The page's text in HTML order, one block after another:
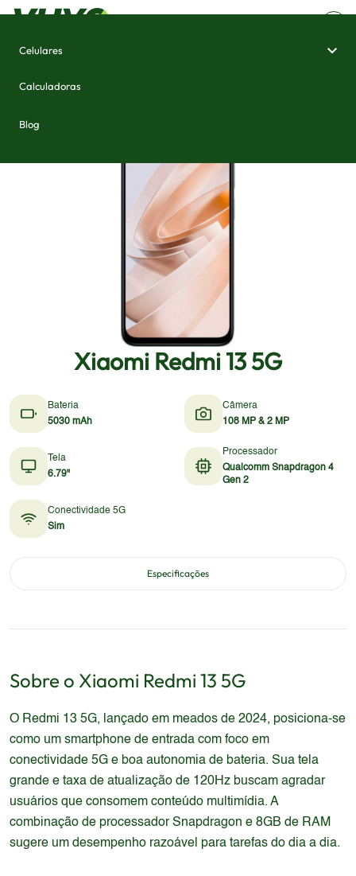
Celulares
Calculadoras
Blog
Xiaomi Redmi 13 5G
Bateria
5030 mAh
Câmera
108 MP & 2 MP
Tela
6.79"
Processador
Qualcomm Snapdragon 4
Gen 2
Conectividade 5G
Sim
Especificações
Sobre o Xiaomi Redmi 13 5G
O Redmi 13 5G, lançado em meados de 2024, posiciona-se
como um smartphone de entrada com foco em
conectividade 5G e boa autonomia de bateria. Sua tela
grande e taxa de atualização de 120Hz buscam agradar
usuários que consomem conteúdo multimídia. A
combinação de processador Snapdragon e 8GB de RAM
sugere um desempenho razoável para tarefas do dia a dia.